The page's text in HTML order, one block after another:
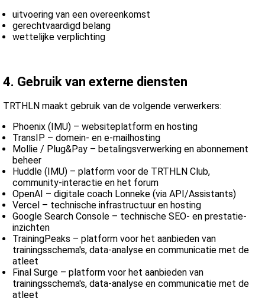
uitvoering van een overeenkomst
gerechtvaardigd belang
wettelijke verplichting
4. Gebruik van externe diensten
TRTHLN maakt gebruik van de volgende verwerkers:
Phoenix (IMU) – websiteplatform en hosting
TransIP – domein- en e-mailhosting
Mollie / Plug&Pay – betalingsverwerking en abonnement
beheer
Huddle (IMU) – platform voor de TRTHLN Club,
community-interactie en het forum
OpenAI – digitale coach Lonneke (via API/Assistants)
Vercel – technische infrastructuur en hosting
Google Search Console – technische SEO- en prestatie-
inzichten
TrainingPeaks – platform voor het aanbieden van
trainingsschema's, data-analyse en communicatie met de
atleet
Final Surge – platform voor het aanbieden van
trainingsschema's, data-analyse en communicatie met de
atleet